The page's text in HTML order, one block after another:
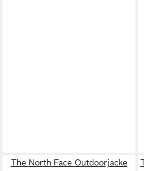
The North Face Outdoorjacke